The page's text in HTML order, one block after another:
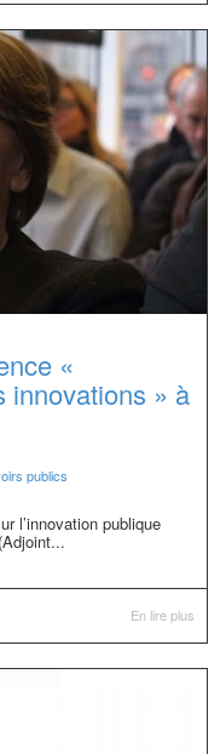
«
innovations » à
publics
l’innovation publique
En lire plus